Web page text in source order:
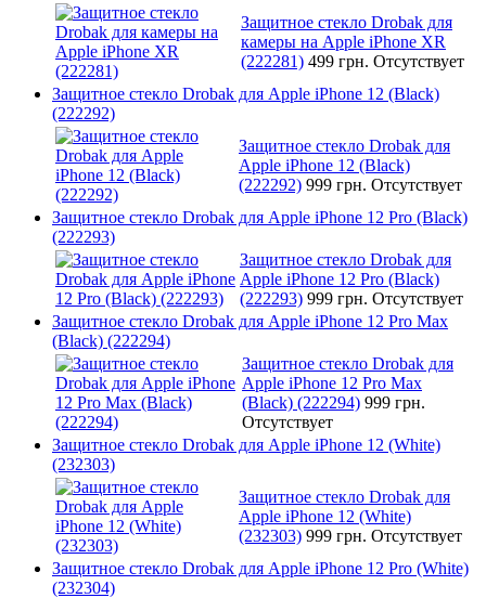
Защитное стекло Drobak для
камеры на Apple iPhone XR
(222281) 499 грн. Отсутствует
Защитное стекло Drobak для Apple iPhone 12 (Black)
(222292)
Защитное стекло Drobak для
Apple iPhone 12 (Black)
(222292) 999 грн. Отсутствует
Защитное стекло Drobak для Apple iPhone 12 Pro (Black)
(222293)
Защитное стекло Drobak для
Apple iPhone 12 Pro (Black)
(222293) 999 грн. Отсутствует
Защитное стекло Drobak для Apple iPhone 12 Pro Max
(Black) (222294)
Защитное стекло Drobak для
Apple iPhone 12 Pro Max
(Black) (222294) 999 грн.
Отсутствует
Защитное стекло Drobak для Apple iPhone 12 (White)
(232303)
Защитное стекло Drobak для
Apple iPhone 12 (White)
(232303) 999 грн. Отсутствует
Защитное стекло Drobak для Apple iPhone 12 Pro (White)
(232304)